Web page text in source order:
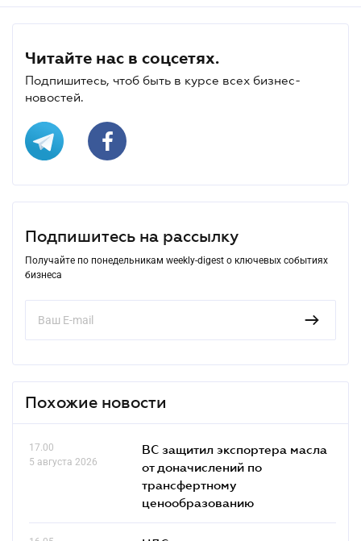
Читайте нас в соцсетях.
Подпишитесь, чтоб быть в курсе всех бизнес-
новостей.
Подпишитесь на рассылку
Получайте по понедельникам weekly-digest о ключевых событиях
бизнеса
Похожие новости
17.00
5 августа 2026
ВС защитил экспортера масла
от доначислений по
трансфертному
ценообразованию